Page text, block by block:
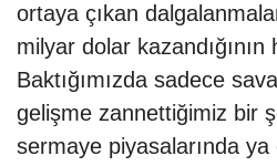
ortaya çıkan
milyar dolar kazandığının
Baktığımızda sadece
gelişme zannettiğimiz bir
sermaye piyasalarında